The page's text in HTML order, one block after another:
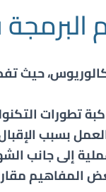
حيث
تطورات
بسبب
إلى جانب
المفاهيم